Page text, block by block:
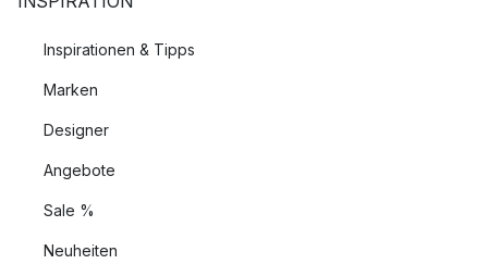
Inspirationen & Tipps
Marken
Designer
Angebote
Sale %
Neuheiten